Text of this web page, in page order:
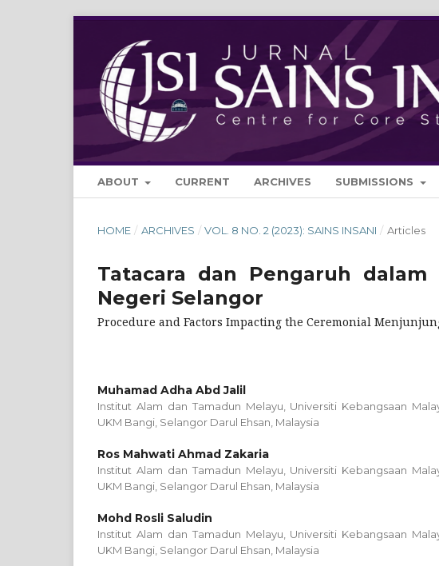
ABOUT CURRENT ARCHIVES SUBMISSIONS
HOME / ARCHIVES / VOL. 8 NO. 2 (2023): SAINS INSANI / Articles
Tatacara dan Pengaruh
Negeri Selangor
Procedure and Factors Impacting the Ceremonial
Muhamad Adha Abd Jalil
Institut Alam dan Tamadun Melayu, Universiti Kebangsaan
UKM Bangi, Selangor Darul Ehsan, Malaysia
Ros Mahwati Ahmad Zakaria
Institut Alam dan Tamadun Melayu, Universiti Kebangsaan
UKM Bangi, Selangor Darul Ehsan, Malaysia
Mohd Rosli Saludin
Institut Alam dan Tamadun Melayu, Universiti Kebangsaan
UKM Bangi, Selangor Darul Ehsan, Malaysia